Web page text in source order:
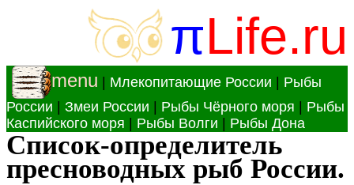
πLife.ru
menu Млекопитающие России
Рыбы
России
Змеи России Рыбы Чёрного моря
Рыбы
Каспийского моря
Рыбы Волги Рыбы Дона
Список-определитель
пресноводных рыб России.